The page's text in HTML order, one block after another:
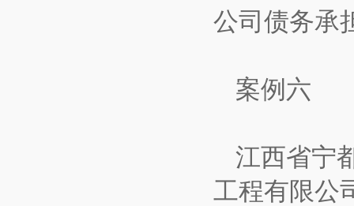
公司债务承
案例六
江西省宁
工程有限公